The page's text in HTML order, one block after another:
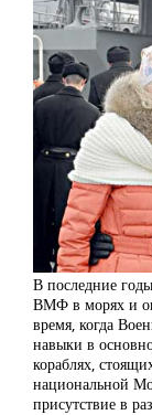
В последние
ВМФ в морях и
время, когда
навыки в
кораблях,
национальной
присутствие в